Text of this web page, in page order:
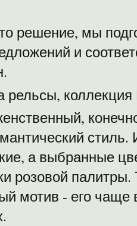
решение, мы
и
рельсы,
а выбранные
розовой
мотив - его чаще